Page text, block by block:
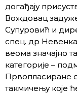
догађају
Вождовац
Супуровић и
спец. др
веома значајно
категорије –
Првопласиране
такмичењу које